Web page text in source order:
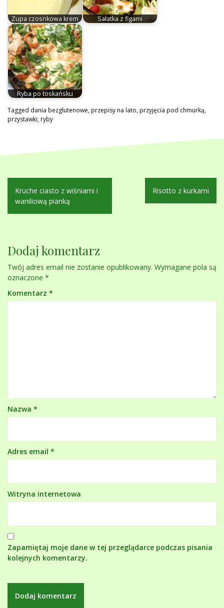
Zupa czosnkowa krem Sałatka z figami
Ryba po toskańsku
Tagged dania bezglutenowe,przepisy na lato,przyjęcia pod chmurką,
przystawki,ryby
Nawigacja
wpisu
Kruche ciasto z wiśniami i
waniliową pianką
Risotto z kurkami
Dodaj komentarz
Twój adres email nie zostanie opublikowany. Wymagane pola są
oznaczone *
Komentarz *
Nazwa *
Adres email *
Witryna internetowa
Zapamiętaj moje dane w tej przeglądarce podczas pisania
kolejnych komentarzy.